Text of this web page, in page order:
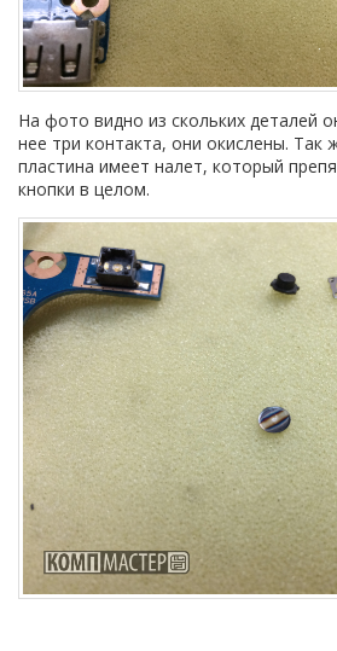
На фото видно из скольких деталей
нее три контакта, они окислены. Так
пластина имеет налет, который
кнопки в целом.